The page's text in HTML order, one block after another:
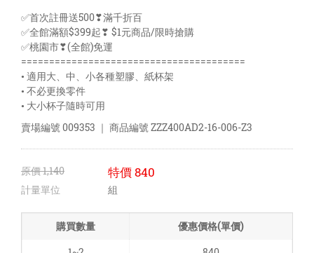
✅首次註冊送500❣滿千折百
✅全館滿額$399起❣ $1元商品/限時搶購
✅桃園市❣(全館)免運
========================================
• 適用大、中、小各種塑膠、紙杯架
• 不必更換零件
• 大小杯子隨時可用
賣場編號009353 ｜ 商品編號ZZZ400AD2-16-006-Z3
原價1,140 特價840
計量單位 組
購買數量
優惠價格(單價)